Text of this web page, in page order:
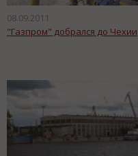
08.09.2011
"Газпром" добрался до Чехии